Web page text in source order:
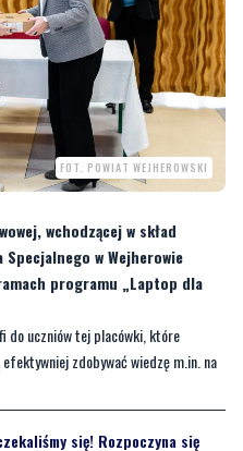
FOT. POWIAT WEJHEROWSKI
wchodzącej w skład
w Wejherowie
do uczniów tej placówki, które
zdobywać wiedzę m.in. na
się! Rozpoczyna się
w Wejherowie
której celem jest wsparcie